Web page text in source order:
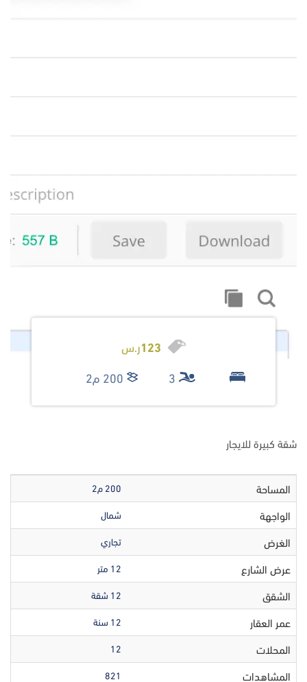
123ر.س
3
200 م2
شقة كبيرة للايجار
المساحة 200 م2
الواجهة شمال
الغرض تجاري
عرض الشارع 12 متر
الشقق 12 شقة
عمر العقار 12 سنة
المحلات 12
المشاهدات 821